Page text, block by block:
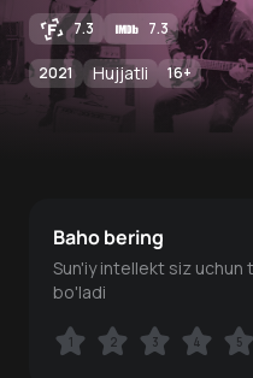
7.3 7.3
2021 Hujjatli 16+
Baho bering
Sun'iy intellekt siz uchun
bo'ladi
1 2 3 4 5
1 2 3 4 5